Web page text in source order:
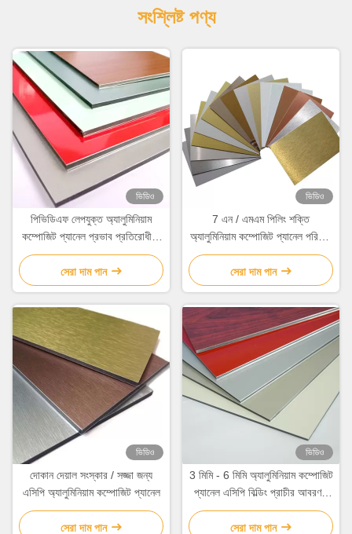
সংশ্লিষ্ট পণ্য
ভিডিও
পিভিডিএফ লেপযুক্ত অ্যালুমিনিয়াম
কম্পোজিট প্যানেল প্রভাব প্রতিরোধী 5
বছরের ওয়ারেন্টি
সেরা দাম পান
ভিডিও
7 এন / এমএম পিলিং শক্তি
অ্যালুমিনিয়াম কম্পোজিট প্যানেল পরিবেশ
বান্ধব / হালকা ওজন নকশা
সেরা দাম পান
ভিডিও
দোকান দেয়াল সংস্কার / সজ্জা জন্য
এসিপি অ্যালুমিনিয়াম কম্পোজিট প্যানেল
সেরা দাম পান
ভিডিও
3 মিমি - 6 মিমি অ্যালুমিনিয়াম কম্পোজিট
প্যানেল এসিপি বিল্ডিং প্রাচীর আবরণ /
সজ্জা জন্য
সেরা দাম পান